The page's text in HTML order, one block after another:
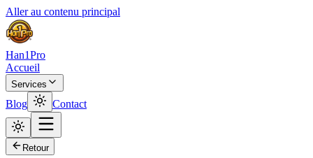
Aller au contenu principal
Han1Pro
Accueil
Services
Blog Contact
Retour